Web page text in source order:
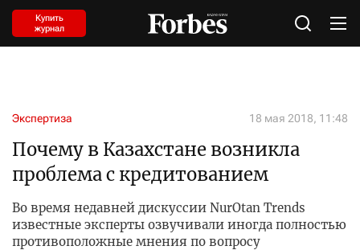
Купить
журнал
Экспертиза 18 мая 2018, 11:48
Почему в Казахстане возникла
проблема с кредитованием
Во время недавней дискуссии NurOtan Trends
известные эксперты озвучивали иногда полностью
противоположные мнения по вопросу